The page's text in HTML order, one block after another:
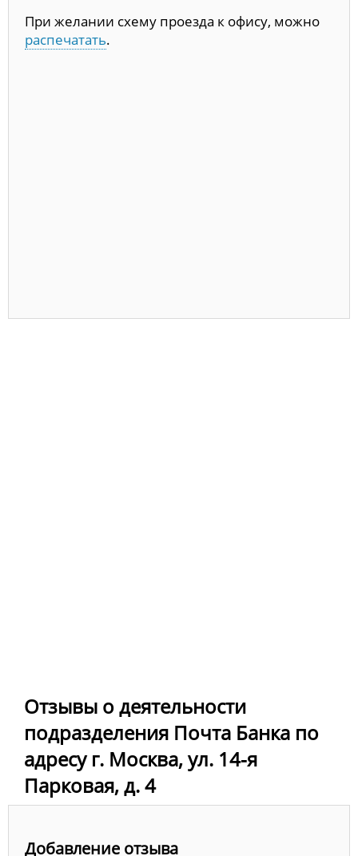
При желании схему проезда к офису, можно
распечатать.
Отзывы о деятельности
подразделения Почта Банка по
адресу г. Москва, ул. 14-я
Парковая, д. 4
Добавление отзыва